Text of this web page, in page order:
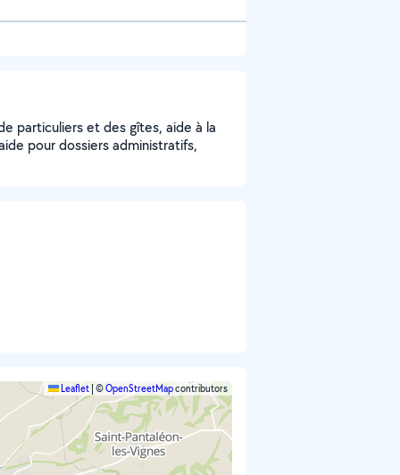
particuliers et des gîtes, aide à la
pour dossiers administratifs,
Leaflet|©OpenStreetMapcontributors